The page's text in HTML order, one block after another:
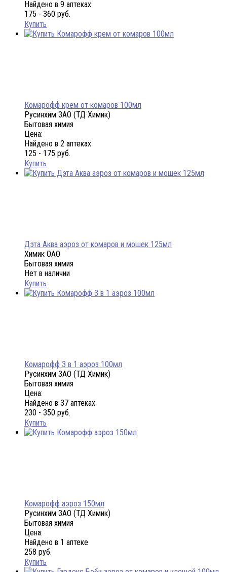
Найдено в 9 аптеках
175 - 360 руб.
Купить
Комарофф крем от комаров 100мл
Русинхим ЗАО (ТД Химик)
Бытовая химия
Цена:
Найдено в 2 аптеках
125 - 175 руб.
Купить
Дэта Аква аэроз от комаров и мошек 125мл
Химик ОАО
Бытовая химия
Нет в наличии
Купить
Комарофф 3 в 1 аэроз 100мл
Русинхим ЗАО (ТД Химик)
Бытовая химия
Цена:
Найдено в 37 аптеках
230 - 350 руб.
Купить
Комарофф аэроз 150мл
Русинхим ЗАО (ТД Химик)
Бытовая химия
Цена:
Найдено в 1 аптеке
258 руб.
Купить